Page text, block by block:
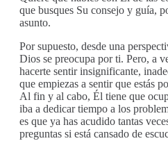
que busques Su consejo y guía,
asunto.
Por supuesto, desde una
Dios se preocupa por ti. Pero, a
hacerte sentir insignificante,
que empiezas a sentir que estás
Al fin y al cabo, Él tiene que
iba a dedicar tiempo a los
es que ya has acudido tantas
preguntas si está cansado de